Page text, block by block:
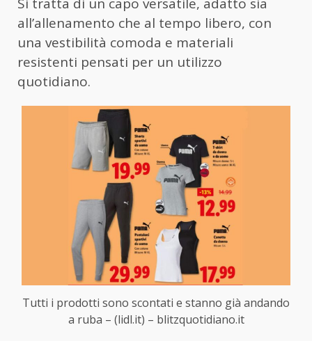
Si tratta di un capo versatile, adatto sia
all’allenamento che al tempo libero, con
una vestibilità comoda e materiali
resistenti pensati per un utilizzo
quotidiano.
Tutti i prodotti sono scontati e stanno già andando
a ruba – (lidl.it) – blitzquotidiano.it